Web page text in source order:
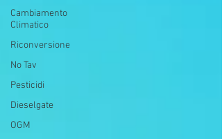
Cambiamento
Climatico
Riconversione
No Tav
Pesticidi
Dieselgate
OGM